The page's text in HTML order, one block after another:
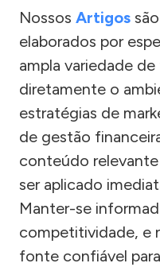
Nossos Artigos
elaborados por
ampla variedade
diretamente o
estratégias de
de gestão
conteúdo
ser aplicado
Manter-se
competitividade, e
fonte confiável